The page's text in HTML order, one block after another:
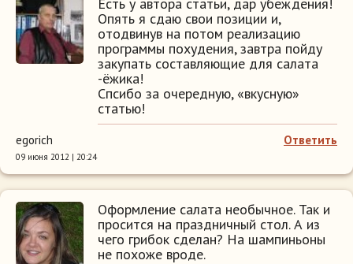
Опять я сдаю свои позиции и,
отодвинув на потом реализацию
программы похудения, завтра пойду
закупать составляющие для салата
-ёжика!
Спсибо за очередную, «вкусную»
статью!
Ответить
egorich
09 июня 2012 | 20:24
Оформление салата необычное. Так и
просится на праздничный стол. А из
чего грибок сделан? На шампиньоны
не похоже вроде.